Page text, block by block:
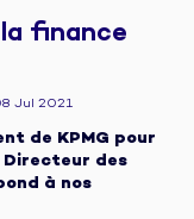
la finance
Jul 2021
de KPMG pour
Directeur des
à nos